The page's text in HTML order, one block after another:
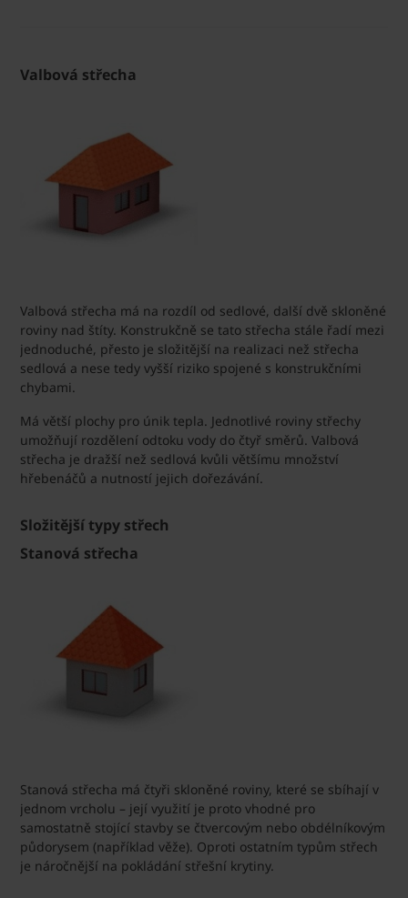
Valbová střecha
Valbová střecha má na rozdíl od sedlové, další dvě skloněné
roviny nad štíty. Konstrukčně se tato střecha stále řadí mezi
jednoduché, přesto je složitější na realizaci než střecha
sedlová a nese tedy vyšší riziko spojené s konstrukčními
chybami.
Má větší plochy pro únik tepla. Jednotlivé roviny střechy
umožňují rozdělení odtoku vody do čtyř směrů. Valbová
střecha je dražší než sedlová kvůli většímu množství
hřebenáčů a nutností jejich dořezávání.
Složitější typy střech
Stanová střecha
Stanová střecha má čtyři skloněné roviny, které se sbíhají v
jednom vrcholu – její využití je proto vhodné pro
samostatně stojící stavby se čtvercovým nebo obdélníkovým
půdorysem (například věže). Oproti ostatním typům střech
je náročnější na pokládání střešní krytiny.